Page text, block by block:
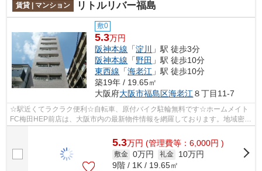
賃貸 | マンション リトルリバー福島
敷0
5.3万円
阪神本線 「淀川
」駅 徒歩3分
阪神本線 「野田 」駅 徒歩10分
東西線 「海老江 」駅 徒歩10分
築19年 / 19.65㎡
大阪府大阪市福島区海老江 ８丁目11-7
☆駅近くてラクラク便利☆自転車、原付バイク駐輪無料です☆ホームメイト
FC梅田HEP前店は、大阪市内の最新物件情報を網羅しております。地域密着
のホームメイトFC梅田HEP前店だからできる...
5.3万円 (管理費等：6,000円 )
敷金 0万円 礼金
10万円
9階 / 1K / 19.65㎡